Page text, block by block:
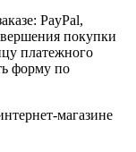
PayPal,
покупки
платежного
форму по
магазине